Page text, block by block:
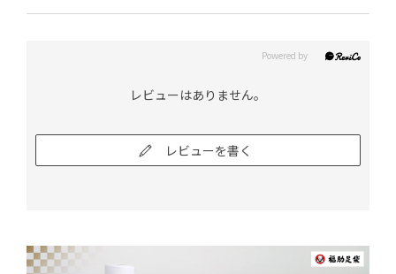
レビューはありません。
レビューを書く